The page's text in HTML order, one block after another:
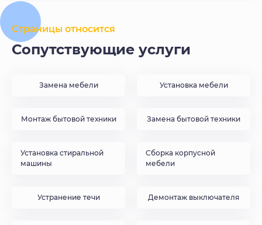
Страницы относится
Сопутствующие услуги
Замена мебели Установка мебели
Монтаж бытовой техники Замена бытовой техники
Установка стиральной
машины
Сборка корпусной
мебели
Устранение течи Демонтаж выключателя